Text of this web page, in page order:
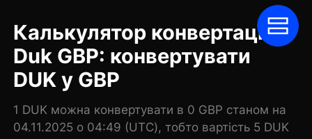
Калькулятор конвертації
Duk GBP: конвертувати
DUK у GBP
1 DUK можна конвертувати в 0 GBP станом на
04.11.2025 о 04:49 (UTC), тобто вартість 5 DUK